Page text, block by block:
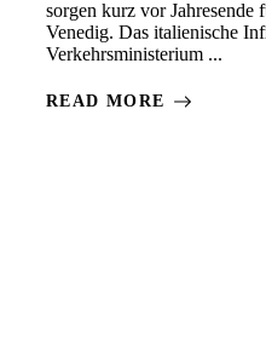
sorgen kurz vor Jahresende
Venedig. Das italienische
Verkehrsministerium ...
READ MORE